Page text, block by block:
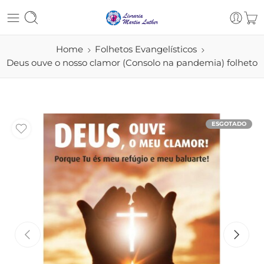
Home
Folhetos Evangelísticos
Deus ouve o nosso clamor (Consolo na pandemia) folheto
ESGOTADO